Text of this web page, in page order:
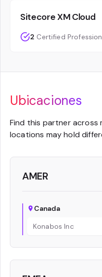
Sitecore XM Cloud
2 Certified
Ubicaciones
Find this partner across
locations may hold
AMER
Canada
Konabos Inc